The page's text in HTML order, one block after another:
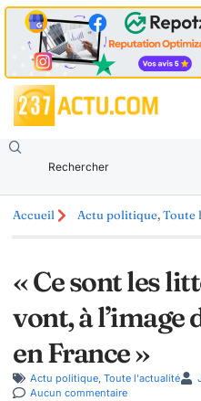
Accueil Actu politique,Toute
« Ce sont les
vont, à l’image
en France »
Actu politique Toute l'actualité
Aucun commentaire